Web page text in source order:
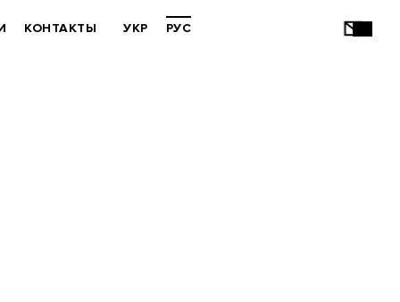
КОНТАКТЫ УКР РУС